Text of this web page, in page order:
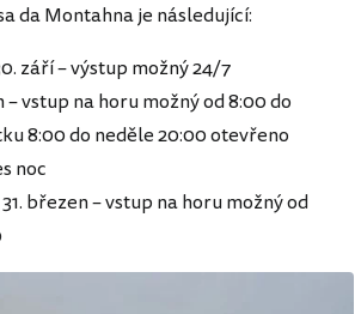
da Montahna je následující:
září – výstup možný 24/7
– vstup na horu možný od 8:00 do
8:00 do neděle 20:00 otevřeno
noc
březen – vstup na horu možný od